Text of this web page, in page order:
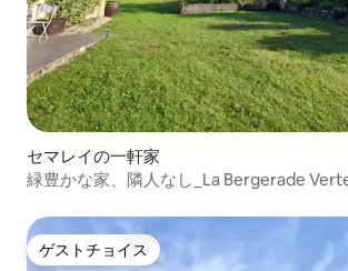
セマレイの一軒家
緑豊かな家、隣人なし_La Bergerade
ゲストチョイス
ゲストチョイス